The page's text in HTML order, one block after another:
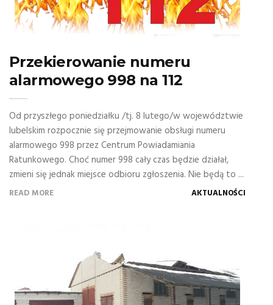
Przekierowanie numeru
alarmowego 998 na 112
Od przyszłego poniedziałku /tj. 8 lutego/w województwie
lubelskim rozpocznie się przejmowanie obsługi numeru
alarmowego 998 przez Centrum Powiadamiania
Ratunkowego. Choć numer 998 cały czas będzie działał,
zmieni się jednak miejsce odbioru zgłoszenia. Nie będą to ...
READ MORE AKTUALNOŚCI